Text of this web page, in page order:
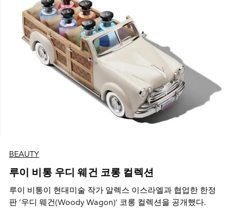
BEAUTY
루이 비통 우디 웨건 코롱 컬렉션
루이 비통이 현대미술 작가 알렉스 이스라엘과 협업한 한정
판 ’우디 웨건(Woody Wagon)‘ 코롱 컬렉션을 공개했다.